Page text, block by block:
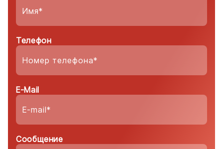
Телефон
E-Mail
Сообщение